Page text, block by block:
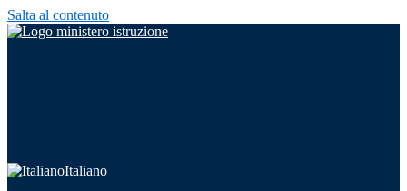
Salta al contenuto
Italiano